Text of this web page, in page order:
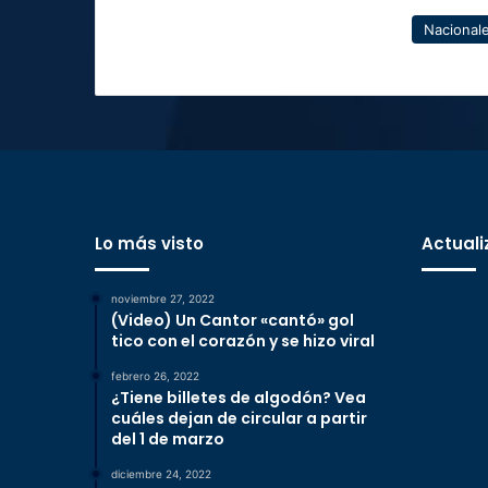
Lo más visto
noviembre 27, 2022
(Video) Un Cantor «cantó» gol
tico con el corazón y se hizo viral
febrero 26, 2022
¿Tiene billetes de algodón? Vea
cuáles dejan de circular a partir
del 1 de marzo
diciembre 24, 2022